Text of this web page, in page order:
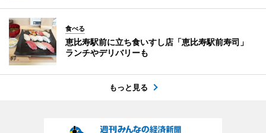
食べる
恵比寿駅前に立ち食いすし店「恵比寿駅前寿司」
ランチやデリバリーも
もっと見る